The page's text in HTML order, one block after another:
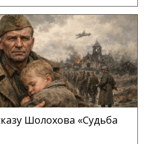
Шолохова «Судьба